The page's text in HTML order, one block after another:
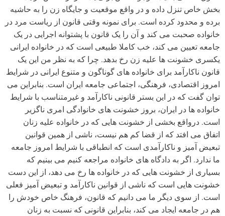
بخش خاص تنزل داده و در واقع موقعیت و جایگاه زن را به حاشیه
برده و محدود کرده است. برای نمونه وقتی قانون از ریاست مرد در
خانواده صحبت می کند و آن را یک قانون با پشتوانه اجرایی در یک
جامعه تعیین می کند، خب کاملا طبیعی است که در خانواده ایرانی
یکسری خشونت ها علیه زن رخ بدهد. چرا که به نظر من این یک
قانون ناکارآمد برای خانواده های گوناگون و متنوع ایرانی در شرایط
امروز اقتصادی، فرهنگی، اجتماعی جامعه ایران است. بنابراین می
توان گفت که در این بستر قانونی ناکارآمد و غیرمتناسب با شرایط
خانواده ها در ایران، بروز خشونت های خانوادگی امری ناگزیر
است. درواقع بخشی از خشونت هایی که در خانواده علیه زنان
اتفاق می افتد که از قضا کم هم نیست، ناشی از همین قوانین
تبعیض آمیز و ناکارآمدی است که انطباقی با شرایط امروز جامعه
ما ندارد. اگر به دادگاه های خانواده مراجعه کنیم می بینیم که
بسیاری از خشونت هایی که در خانواده ها رخ می دهد، از این دست
خشونت هایی است که ناشی از قوانین ناکارآمد و تبعیض آمیز فعلی
است. از سوی دیگر ما می دانیم که قانون، فرهنگ خاص خودش را
هم در جامعه ایجاد می کند، بنابراین قانونی که نسبت به زنان